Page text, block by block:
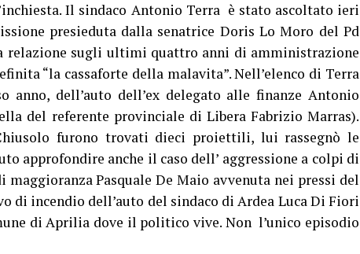
Il sindaco Antonio Terra è stato ascoltato ieri
presieduta dalla senatrice Doris Lo Moro del Pd
relazione sugli ultimi quattro anni di amministrazione
“la cassaforte della malavita”. Nell’elenco di Terra
anno, dell’auto dell’ex delegato alle finanze Antonio
del referente provinciale di Libera Fabrizio Marras).
furono trovati dieci proiettili, lui rassegnò le
approfondire anche il caso dell’ aggressione a colpi di
Pasquale De Maio avvenuta nei pressi del
incendio dell’auto del sindaco di Ardea Luca Di Fiori
di Aprilia dove il politico vive. Non l’unico episodio